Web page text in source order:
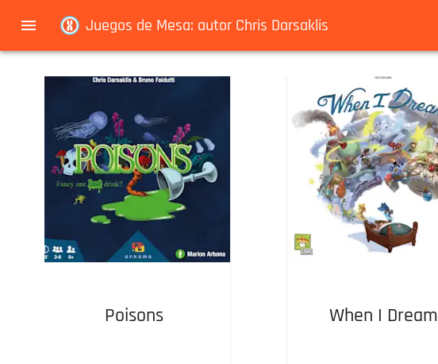
Juegos de Mesa: autor Chris Darsaklis
Poisons When I Dream